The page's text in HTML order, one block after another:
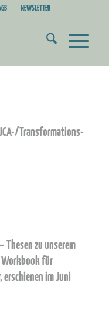
NEWSLETTER
Transformations-
Thesen zu unserem
Workbook für
erschienen im Juni